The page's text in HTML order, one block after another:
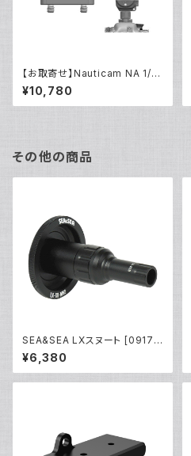
【お取寄せ】Nauticam NA 1/4
インチ スイベルカラー [21821]
¥10,780
その他の商品
SEA&SEA LXスヌート [0917
2]
¥6,380